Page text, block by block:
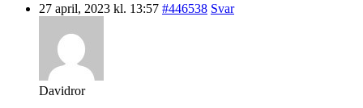
27 april, 2023 kl. 13:57 #446538 Svar
Davidror